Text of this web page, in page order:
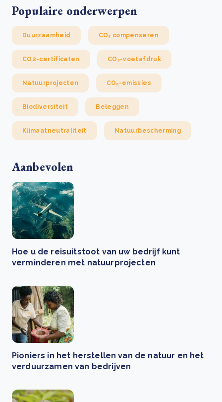
Populaire onderwerpen
Duurzaamheid CO₂ compenseren
CO2-certificaten CO₂-voetafdruk
Natuurprojecten CO₂-emissies
Biodiversiteit Beleggen
Klimaatneutraliteit Natuurbescherming
Aanbevolen
Hoe u de reisuitstoot van uw bedrijf kunt
verminderen met natuurprojecten
Pioniers in het herstellen van de natuur en het
verduurzamen van bedrijven